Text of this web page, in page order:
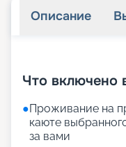
Описание
Что включено
●Проживание на
каюте
за вами